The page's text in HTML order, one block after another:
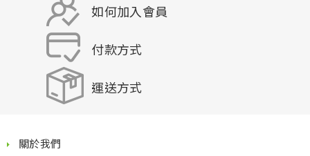
如何加入會員
付款方式
運送方式
關於我們